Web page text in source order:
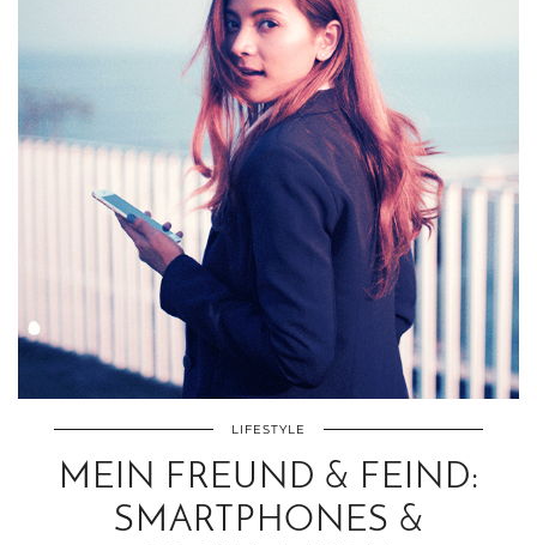
LIFESTYLE
MEIN FREUND & FEIND:
SMARTPHONES &